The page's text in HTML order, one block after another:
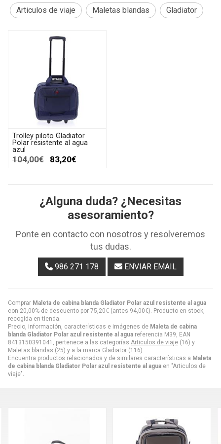
Comprar Maleta de cabina blanda Gladiator Polar azul resistente al agua
con 20,00% de descuento por 75,20€ (antes 94,00€). Producto en stock,
recogida en tienda.
Precio, información, características e imágenes de Maleta de cabina
blanda Gladiator Polar azul resistente al agua referencia M39, EAN
8413150391041, pertenece a las categorías Articulos de viaje (16) y
Maletas blandas (25) y a la marca Gladiator (116).
Encuentra productos relacionados y de similares características a Maleta
de cabina blanda Gladiator Polar azul resistente al agua en "Articulos de
viaje".
Articulos de viaje Maletas blandas Gladiator
Trolley piloto Gladiator
Polar resistente al agua
azul
104,00€ 83,20€
¿Alguna duda? ¿Necesitas
asesoramiento?
Ponte en contacto con nosotros y resolveremos
tus dudas.
986 271 178 ENVIAR EMAIL